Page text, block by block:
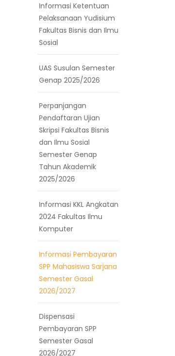
Informasi Ketentuan
Pelaksanaan Yudisium
Fakultas Bisnis dan Ilmu
Sosial
UAS Susulan Semester
Genap 2025/2026
Perpanjangan
Pendaftaran Ujian
Skripsi Fakultas Bisnis
dan Ilmu Sosial
Semester Genap
Tahun Akademik
2025/2026
Informasi KKL Angkatan
2024 Fakultas Ilmu
Komputer
Informasi Pembayaran
SPP Mahasiswa Sarjana
Semester Gasal
2026/2027
Dispensasi
Pembayaran SPP
Semester Gasal
2026/2027